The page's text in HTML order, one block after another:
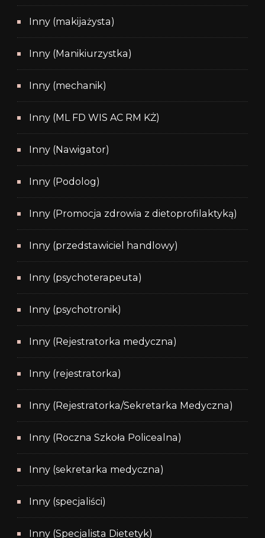
Inny (makijażysta)
Inny (Manikiurzystka)
Inny (mechanik)
Inny (ML FD WIS AC RM KŻ)
Inny (Nawigator)
Inny (Podolog)
Inny (Promocja zdrowia z dietoprofilaktyką)
Inny (przedstawiciel handlowy)
Inny (psychoterapeuta)
Inny (psychotronik)
Inny (Rejestratorka medyczna)
Inny (rejestratorka)
Inny (Rejestratorka/Sekretarka Medyczna)
Inny (Roczna Szkoła Policealna)
Inny (sekretarka medyczna)
Inny (specjaliści)
Inny (Specjalista Dietetyk)